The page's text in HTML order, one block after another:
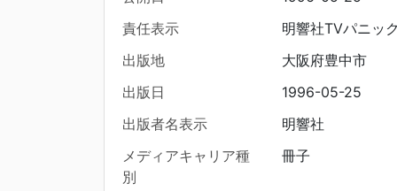
責任表示
明響社TVパニッ
出版地
大阪府豊中市
出版日
1996-05-25
出版者名表示
明響社
メディアキャリア種
別
冊子